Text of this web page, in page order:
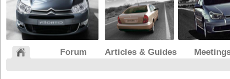
Forum Articles & Guides